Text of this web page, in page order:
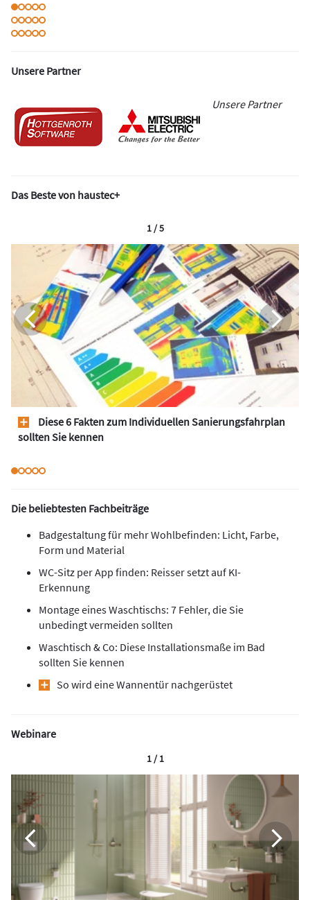
Unsere Partner
Unsere Partner
Das Beste von haustec+
Diese 6 Fakten zum Individuellen Sanierungsfahrplan
sollten Sie kennen
1 / 5
Die beliebtesten Fachbeiträge
Badgestaltung für mehr Wohlbefinden: Licht, Farbe,
Form und Material
WC-Sitz per App finden: Reisser setzt auf KI-
Erkennung
Montage eines Waschtischs: 7 Fehler, die Sie
unbedingt vermeiden sollten
Waschtisch & Co: Diese Installationsmaße im Bad
sollten Sie kennen
So wird eine Wannentür nachgerüstet
Webinare
1 / 1